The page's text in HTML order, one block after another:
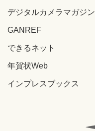
デジタルカメラマガジン
GANREF
できるネット
年賀状Web
インプレスブックス